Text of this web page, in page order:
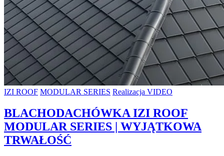
IZI ROOF MODULAR SERIES Realizacja VIDEO
BLACHODACHÓWKA IZI ROOF
MODULAR SERIES | WYJĄTKOWA
TRWAŁOŚĆ